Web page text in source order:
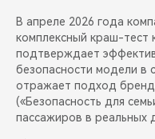
В апреле 2026 года
комплексный краш-тест
подтверждает
безопасности модели в
отражает подход
(«Безопасность для
пассажиров в реальных